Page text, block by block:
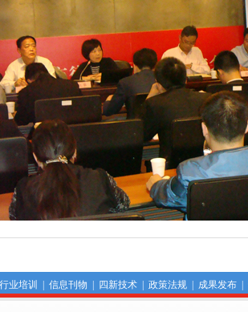
行业培训 信息刊物 四新技术| 政策法规| 成果发布|